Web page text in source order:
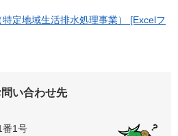
定地域生活排水処理事業） [Excelフ
い合わせ先
番1号